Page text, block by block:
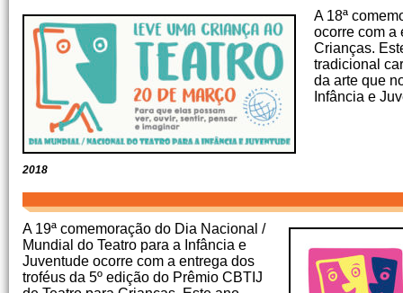
2018
A 18ª
ocorre com a
Crianças.
tradicional
da arte que
Infância e
A 19ª comemoração do Dia Nacional /
Mundial do Teatro para a Infância e
Juventude ocorre com a entrega dos
troféus da 5º edição do Prêmio CBTIJ